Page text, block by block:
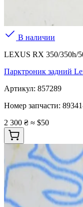
В наличии
LEXUS RX 350/350h/
Парктроник задний
Артикул: 857289
Номер запчасти:
2 300 ₴ ≈ $50